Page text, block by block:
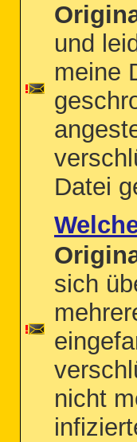
und
meine
Datei
sich
nicht